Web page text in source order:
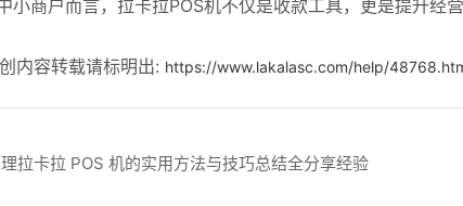
小商户而言，拉卡拉POS机不仅是收款工具，更是提升经
内容转载请标明出: https://www.lakalasc.com/help/
拉卡拉 POS 机的实用方法与技巧总结全分享经验